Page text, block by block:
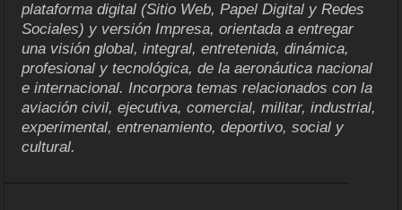
plataforma digital (Sitio Web, Papel Digital y Redes
Sociales) y versión Impresa, orientada a entregar
una visión global, integral, entretenida, dinámica,
profesional y tecnológica, de la aeronáutica nacional
e internacional. Incorpora temas relacionados con la
aviación civil, ejecutiva, comercial, militar, industrial,
experimental, entrenamiento, deportivo, social y
cultural.